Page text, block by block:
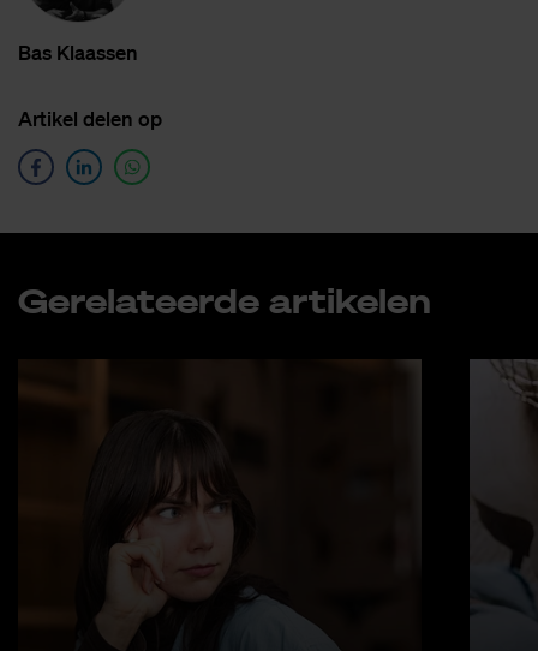
Bas Klaas­sen
Ar­ti­kel de­len op
Ge­re­la­teer­de ar­ti­ke­len